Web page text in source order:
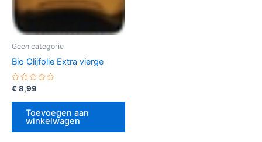
Geen categorie
Bio Olijfolie Extra vierge
Gewaardeerd
uit
€ 8,99
Toevoegen aan
winkelwagen